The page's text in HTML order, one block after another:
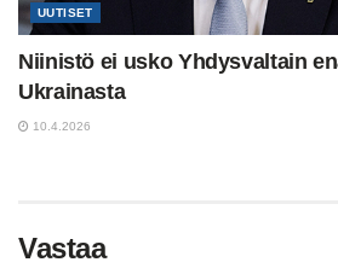
UUTISET
Niinistö ei usko Yhdysvaltain
Ukrainasta
10.4.2026
Vastaa